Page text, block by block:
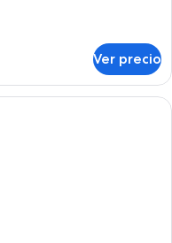
Ver precio
superior, balcón |